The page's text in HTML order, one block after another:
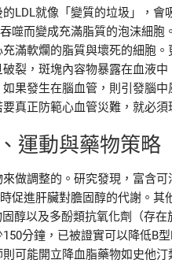
LDL就像「變質的垃圾」，
噬而變成充滿脂質的泡沫細
滿軟爛的脂質與壞死的細胞
裂，斑塊內容物暴露在血液
果發生在腦血管，則引發腦
真正防範心血管災難，就必
運動與藥物策略
做調整的。研究發現，富含
促進肝臟對膽固醇的代謝。其
醇以及多酚類抗氧化劑（存
分鐘，已被證實可以降低B
可能開立降血脂藥物如史他